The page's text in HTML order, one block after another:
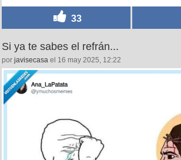
33
Si ya te sabes el refrán...
por javisecasa el 16 may 2025, 12:22